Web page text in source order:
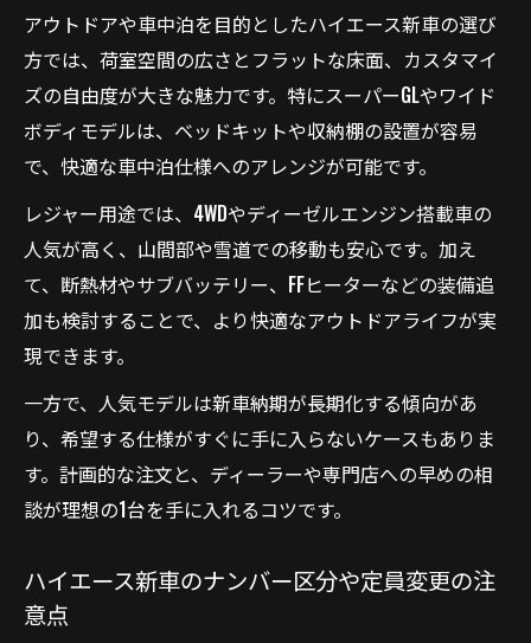
アウトドアや車中泊を目的としたハイエース新車の選び
方では、荷室空間の広さとフラットな床面、カスタマイ
ズの自由度が大きな魅力です。特にスーパーGLやワイド
ボディモデルは、ベッドキットや収納棚の設置が容易
で、快適な車中泊仕様へのアレンジが可能です。
レジャー用途では、4WDやディーゼルエンジン搭載車の
人気が高く、山間部や雪道での移動も安心です。加え
て、断熱材やサブバッテリー、FFヒーターなどの装備追
加も検討することで、より快適なアウトドアライフが実
現できます。
一方で、人気モデルは新車納期が長期化する傾向があ
り、希望する仕様がすぐに手に入らないケースもありま
す。計画的な注文と、ディーラーや専門店への早めの相
談が理想の1台を手に入れるコツです。
ハイエース新車のナンバー区分や定員変更の注
意点